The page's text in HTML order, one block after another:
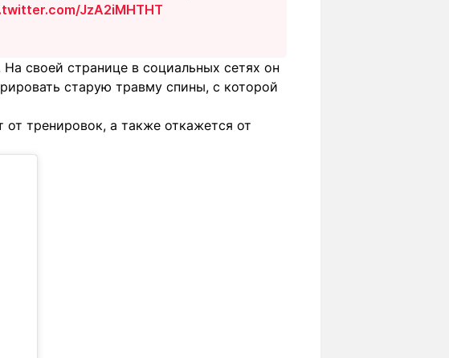
JzA2iMHTHT
своей странице в социальных сетях он
старую травму спины, с которой
тренировок, а также откажется от